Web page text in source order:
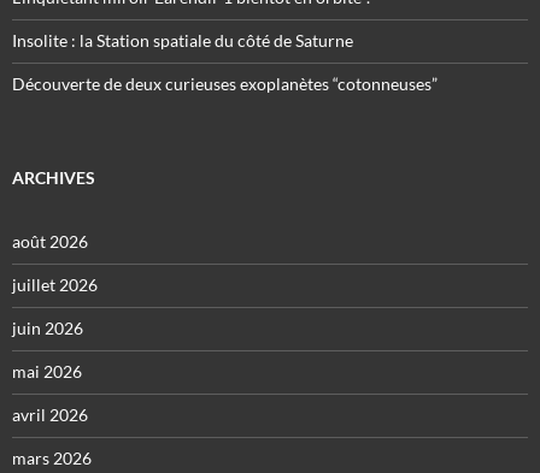
Insolite : la Station spatiale du côté de Saturne
Découverte de deux curieuses exoplanètes “cotonneuses”
ARCHIVES
août 2026
juillet 2026
juin 2026
mai 2026
avril 2026
mars 2026